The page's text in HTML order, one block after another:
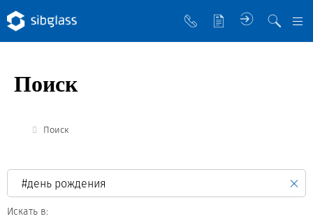
Управляющая компания
Инженер Стеклов
История компании
Поиск
Поиск
Искать в: